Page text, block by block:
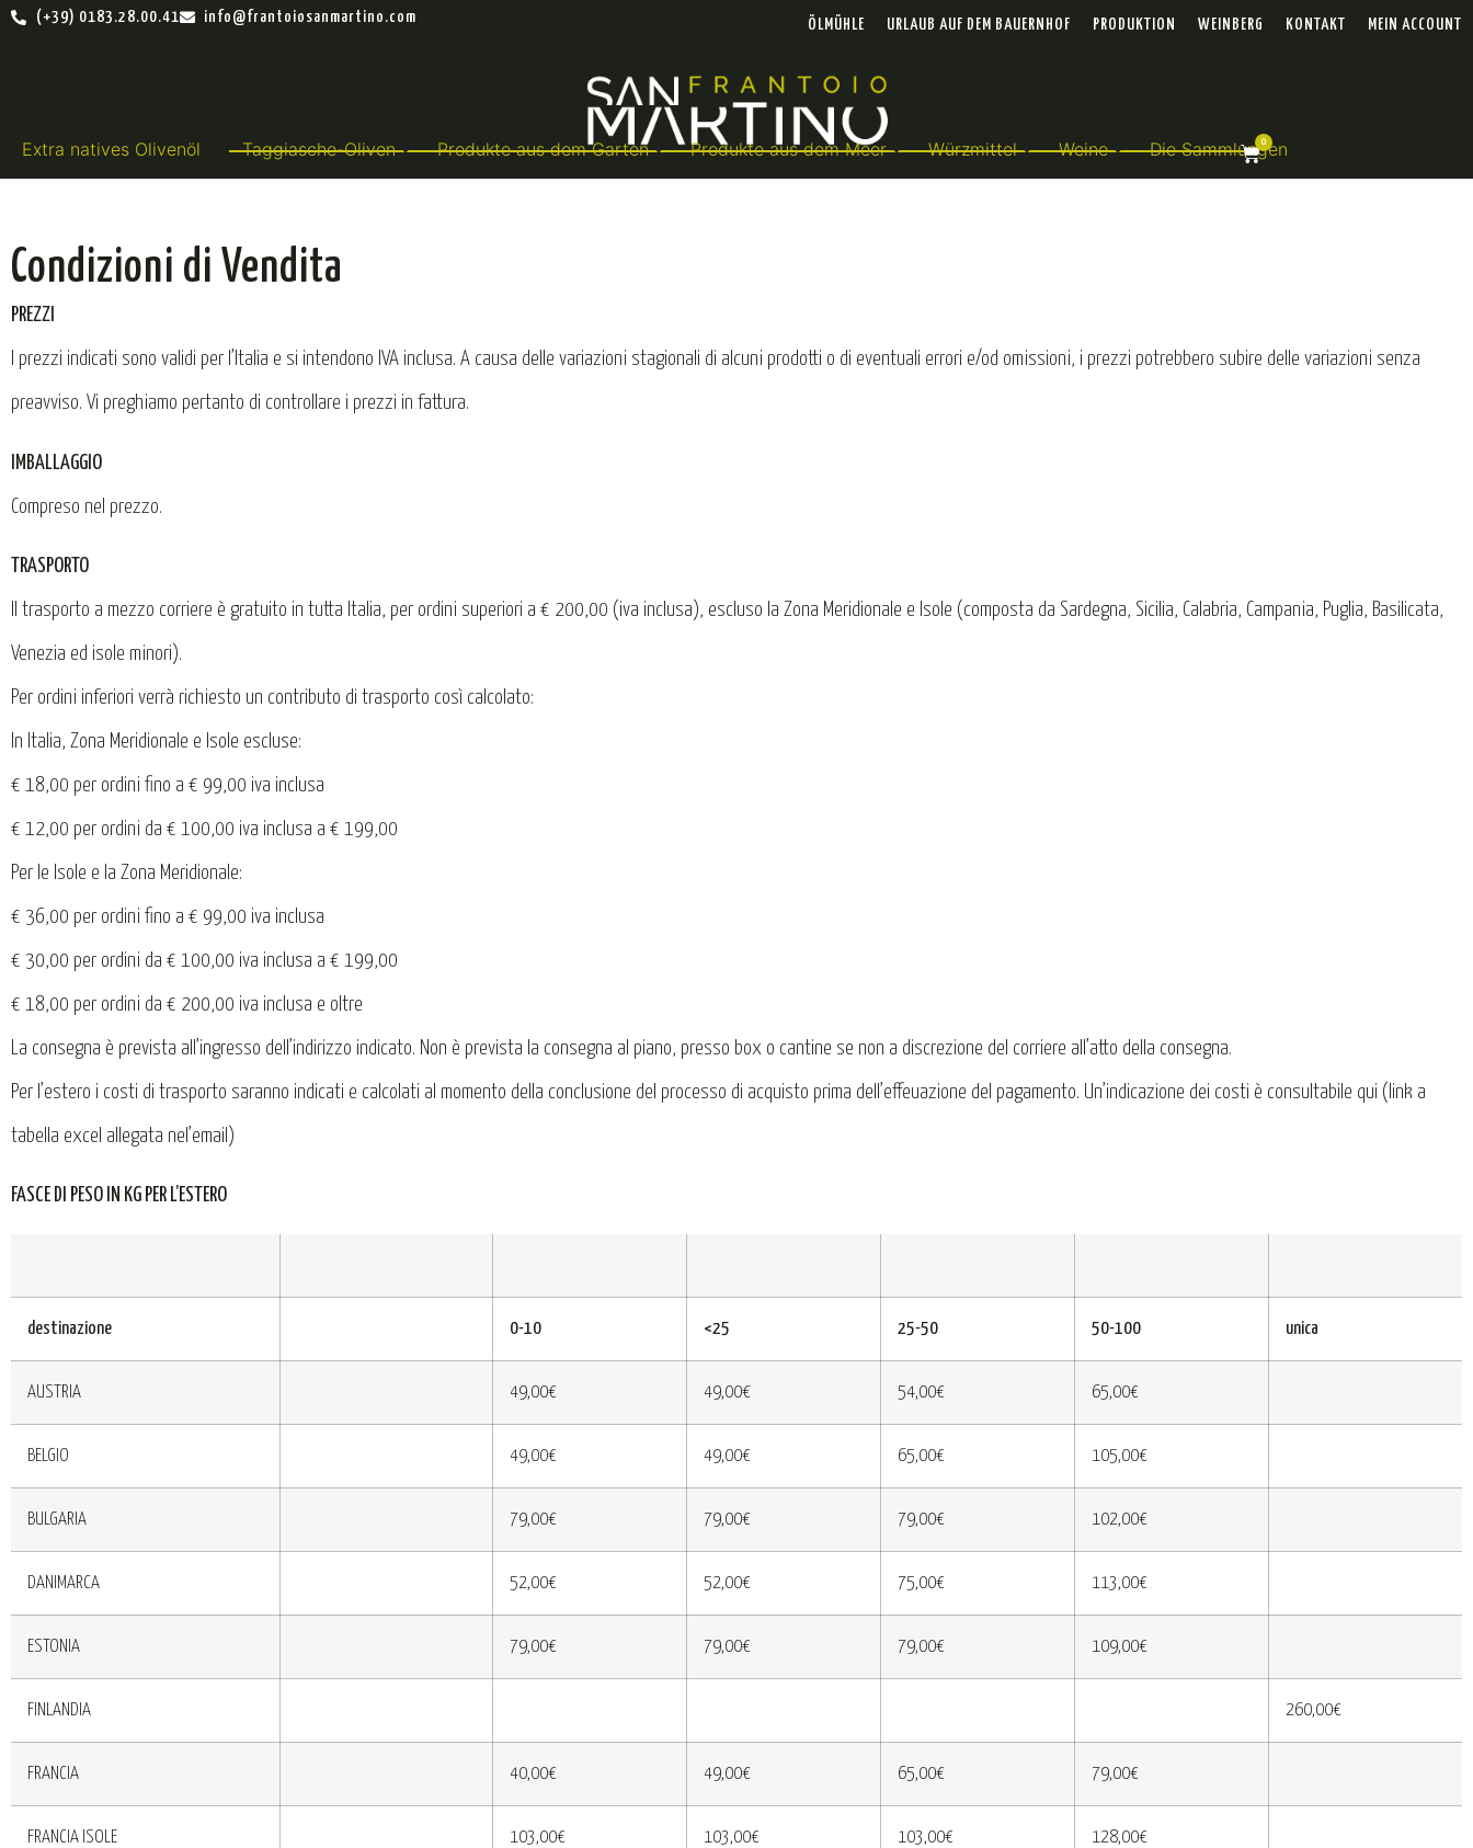
(+39) 0183.28.00.41 info@frantoiosanmartino.com ÖLMÜHLE URLAUB AUF DEM BAUERNHOF PRODUKTION WEINBERG KONTAKT MEIN ACCOUNT
Extra natives Olivenöl Taggiasche-Oliven Produkte aus dem Garten Produkte aus dem Meer Würzmittel Weine Die Sammlungen
0
Condizioni di Vendita
PREZZI
I prezzi indicati sono validi per l’Italia e si intendono IVA inclusa. A causa delle variazioni stagionali di alcuni prodotti o di eventuali errori e/od omissioni, i prezzi potrebbero subire delle variazioni senza
preavviso. Vi preghiamo pertanto di controllare i prezzi in fattura.
IMBALLAGGIO
Compreso nel prezzo.
TRASPORTO
Il trasporto a mezzo corriere è gratuito in tutta Italia, per ordini superiori a € 200,00 (iva inclusa), escluso la Zona Meridionale e Isole (composta da Sardegna, Sicilia, Calabria, Campania, Puglia, Basilicata,
Venezia ed isole minori).
Per ordini inferiori verrà richiesto un contributo di trasporto così calcolato:
In Italia, Zona Meridionale e Isole escluse:
€ 18,00 per ordini fino a € 99,00 iva inclusa
€ 12,00 per ordini da € 100,00 iva inclusa a € 199,00
Per le Isole e la Zona Meridionale:
€ 36,00 per ordini fino a € 99,00 iva inclusa
€ 30,00 per ordini da € 100,00 iva inclusa a € 199,00
€ 18,00 per ordini da € 200,00 iva inclusa e oltre
La consegna è prevista all’ingresso dell’indirizzo indicato. Non è prevista la consegna al piano, presso box o cantine se non a discrezione del corriere all’atto della consegna.
Per l’estero i costi di trasporto saranno indicati e calcolati al momento della conclusione del processo di acquisto prima dell’effeuazione del pagamento. Un’indicazione dei costi è consultabile qui (link a
tabella excel allegata nel’email)
FASCE DI PESO IN KG PER L’ESTERO
destinazione 0-10 <25 25-50 50-100 unica
AUSTRIA 49,00€ 49,00€ 54,00€ 65,00€
BELGIO 49,00€ 49,00€ 65,00€ 105,00€
BULGARIA 79,00€ 79,00€ 79,00€ 102,00€
DANIMARCA 52,00€ 52,00€ 75,00€ 113,00€
ESTONIA 79,00€ 79,00€ 79,00€ 109,00€
FINLANDIA 260,00€
FRANCIA 40,00€ 49,00€ 65,00€ 79,00€
FRANCIA ISOLE 103,00€ 103,00€ 103,00€ 128,00€